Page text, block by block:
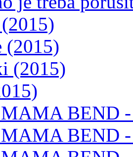
(2015)
(2015)
BEND
BEND